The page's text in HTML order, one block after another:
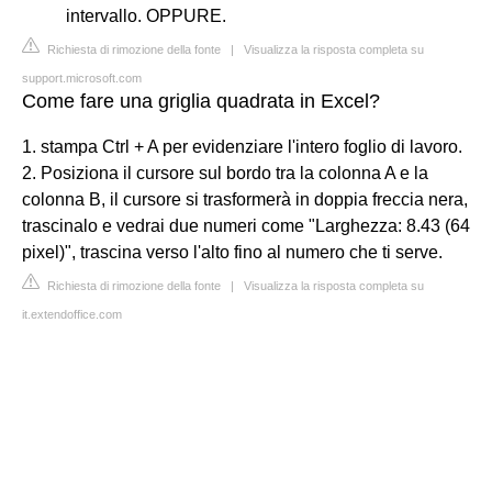
intervallo. OPPURE.
Richiesta di rimozione della fonte | Visualizza la risposta completa su
support.microsoft.com
Come fare una griglia quadrata in Excel?
1. stampa Ctrl + A per evidenziare l'intero foglio di lavoro.
2. Posiziona il cursore sul bordo tra la colonna A e la
colonna B, il cursore si trasformerà in doppia freccia nera,
trascinalo e vedrai due numeri come "Larghezza: 8.43 (64
pixel)", trascina verso l'alto fino al numero che ti serve.
Richiesta di rimozione della fonte | Visualizza la risposta completa su
it.extendoffice.com